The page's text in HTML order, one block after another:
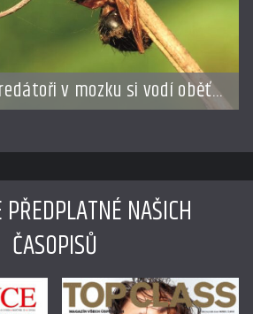
v mozku si vodí oběť
NAŠICH
ČASOPISŮ